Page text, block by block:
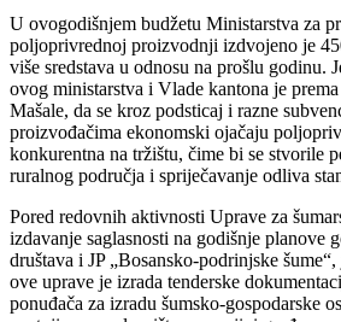
zakonom.
U toku je i ocjena prioritetnih programa za
predložile općine, nakobn čega će uslijediti
odobravanju novčanih sredstava za
usvojenom programu „Investicije u
Priprema se i tenderska dokumentacija, a
na desnoj obali rijeke Drine između
mosta „Žrtava genocida u Srebrenici“, a
2007. godini su: izgradnja obaloutvrde
faza, revizija projekta kanalizacione mreže
projektne dokumentacije za kanalizacionu